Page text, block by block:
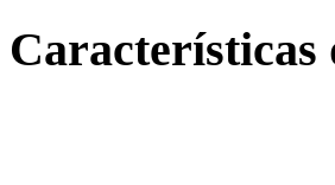
Características